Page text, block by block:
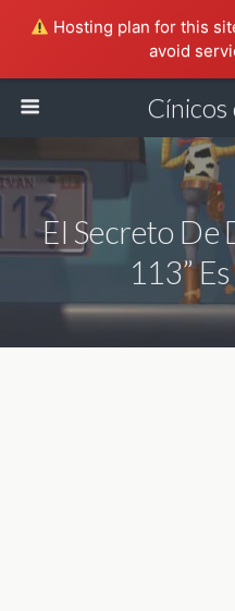
Hosting plan for this
avoid
Cínicos
El Secreto De
113”